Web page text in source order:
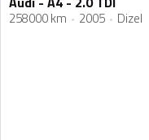
258000 km 2005 Dizel